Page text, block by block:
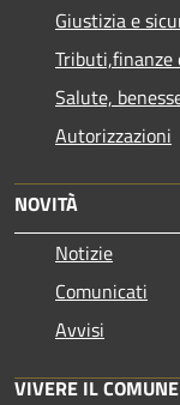
Giustizia e
Tributi,finanze
Salute,
Autorizzazioni
NOVITÀ
Notizie
Comunicati
Avvisi
VIVERE IL COMUNE